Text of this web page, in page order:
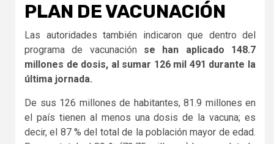
PLAN DE VACUNACIÓN
Las autoridades también indicaron que dentro del
programa de vacunación se han aplicado 148.7
millones de dosis, al sumar 126 mil 491 durante la
última jornada.
De sus 126 millones de habitantes, 81.9 millones en
el país tienen al menos una dosis de la vacuna; es
decir, el 87 % del total de la población mayor de edad.